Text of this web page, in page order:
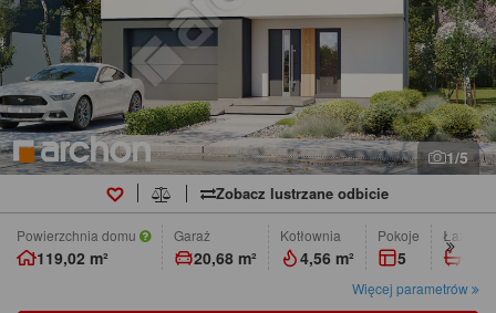
1/5
Zobacz lustrzane odbicie
Powierzchnia domu
119,02 m²
Garaż
20,68 m²
Kotłownia
4,56 m²
pokoje
5
Więcej parametrów